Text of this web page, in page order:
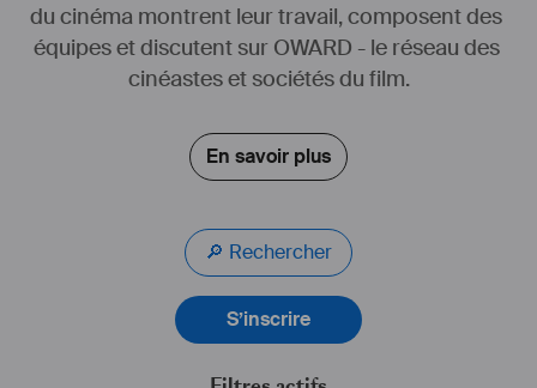
du cinéma montrent leur travail, composent des
équipes et discutent sur OWARD - le réseau des
cinéastes et sociétés du film.
En savoir plus
🔎 Rechercher
S’inscrire
Figuration :
"Mon ange" : Journaliste et gendarme
"Bellefond" : médecin